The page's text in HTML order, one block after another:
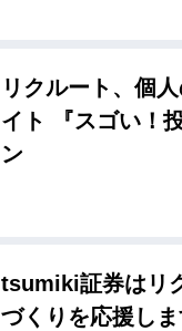
リクルート、個
イト 『スゴい！
ン
tsumiki証券はリ
づくりを応援し